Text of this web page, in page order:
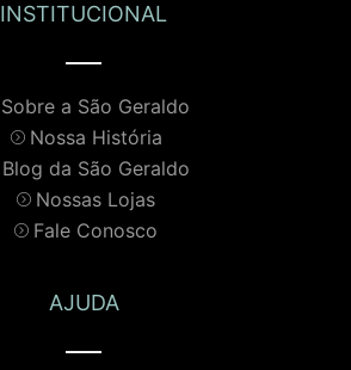
INSTITUCIONAL
Sobre a São Geraldo
Nossa História
Blog da São Geraldo
Nossas Lojas
Fale Conosco
AJUDA